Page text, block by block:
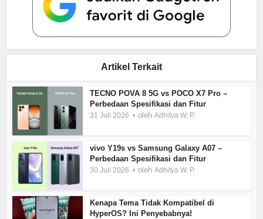
Artikel Terkait
TECNO POVA 8 5G vs POCO X7 Pro –
Perbedaan Spesifikasi dan Fitur
31 Juli 2026 olehAdhitya W. P.
vivo Y19s vs Samsung Galaxy A07 –
Perbedaan Spesifikasi dan Fitur
30 Juli 2026 olehAdhitya W. P.
Kenapa Tema Tidak Kompatibel di
HyperOS? Ini Penyebabnya!